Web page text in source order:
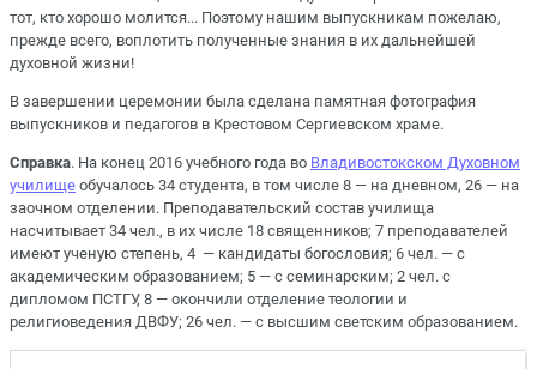
тот, кто хорошо молится... Поэтому нашим выпускникам пожелаю,
прежде всего, воплотить полученные знания в их дальнейшей
духовной жизни!
В завершении церемонии была сделана памятная фотография
выпускников и педагогов в Крестовом Сергиевском храме.
Справка. На конец 2016 учебного года во Владивостокском Духовном
училище обучалось 34 студента, в том числе 8 — на дневном, 26 — на
заочном отделении. Преподавательский состав училища
насчитывает 34 чел., в их числе 18 священников; 7 преподавателей
имеют ученую степень, 4 — кандидаты богословия; 6 чел. — с
академическим образованием; 5 — с семинарским; 2 чел. с
дипломом ПСТГУ, 8 — окончили отделение теологии и
религиоведения ДВФУ; 26 чел. — с высшим светским образованием.